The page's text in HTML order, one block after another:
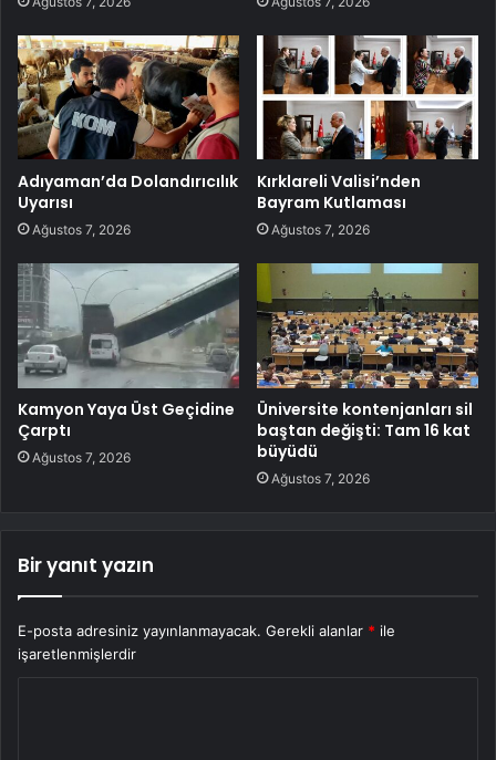
Adıyaman’da Dolandırıcılık
Uyarısı
Ağustos 7, 2026
Kırklareli Valisi’nden
Bayram Kutlaması
Ağustos 7, 2026
Kamyon Yaya Üst Geçidine
Çarptı
Ağustos 7, 2026
Üniversite kontenjanları sil
baştan değişti: Tam 16 kat
büyüdü
Ağustos 7, 2026
Bir yanıt yazın
E-posta adresiniz yayınlanmayacak. Gerekli alanlar * ile
işaretlenmişlerdir